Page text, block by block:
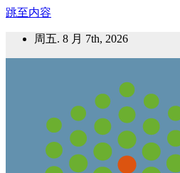
跳至内容
周五. 8 月 7th, 2026